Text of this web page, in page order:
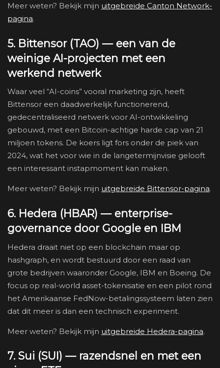
Meer weten? Bekijk mijn uitgebreide Canton Network-
pagina.
5. Bittensor (TAO) — een van de
weinige AI-projecten met een
werkend netwerk
Waar veel “AI-coins” vooral marketing zijn, heeft
Bittensor een daadwerkelijk functionerend,
gedecentraliseerd netwerk voor AI-ontwikkeling
gebouwd, met een Bitcoin-achtige harde cap van 21
miljoen tokens. De koers ligt fors onder de piek van
2024, wat het voor wie in de langetermijnvisie gelooft
een interessant instapmoment kan maken.
Meer weten? Bekijk mijn uitgebreide Bittensor-pagina.
6. Hedera (HBAR) — enterprise-
governance door Google en IBM
Hedera draait niet op een blockchain maar op
hashgraph, en wordt bestuurd door een raad van
grote bedrijven waaronder Google, IBM en Boeing. De
focus op real-world asset-tokenisatie en een pilot rond
het Amerikaanse FedNow-betalingssysteem laten zien
dat dit meer is dan een technisch experiment.
Meer weten? Bekijk mijn uitgebreide Hedera-pagina.
7. Sui (SUI) — razendsnel en met een